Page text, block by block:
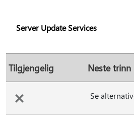
Server Update Services
Tilgjengelig Neste trinn
Se